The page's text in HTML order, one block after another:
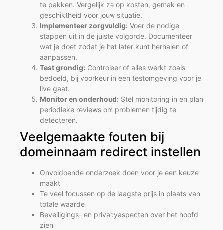
te pakken. Vergelijk ze op kosten, gemak en
geschiktheid voor jouw situatie.
Implementeer zorgvuldig: Voer de nodige
stappen uit in de juiste volgorde. Documenteer
wat je doet zodat je het later kunt herhalen of
aanpassen.
Test grondig: Controleer of alles werkt zoals
bedoeld, bij voorkeur in een testomgeving voor je
live gaat.
Monitor en onderhoud: Stel monitoring in en plan
periodieke reviews om problemen tijdig te
detecteren.
Veelgemaakte fouten bij
domeinnaam redirect instellen
Onvoldoende onderzoek doen voor je een keuze
maakt
Te veel focussen op de laagste prijs in plaats van
totale waarde
Beveiligings- en privacyaspecten over het hoofd
zien